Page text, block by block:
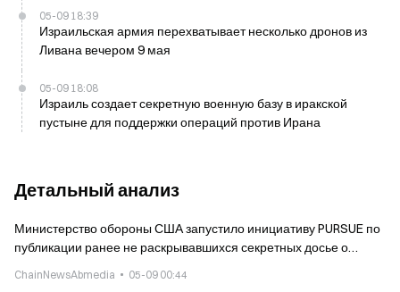
05-09 18:39
Израильская армия перехватывает несколько дронов из
Ливана вечером 9 мая
05-09 18:08
Израиль создает секретную военную базу в иракской
пустыне для поддержки операций против Ирана
Детальный анализ
Министерство обороны США запустило инициативу PURSUE по
публикации ранее не раскрывавшихся секретных досье о
ChainNewsAbmedia 05-09 00:44